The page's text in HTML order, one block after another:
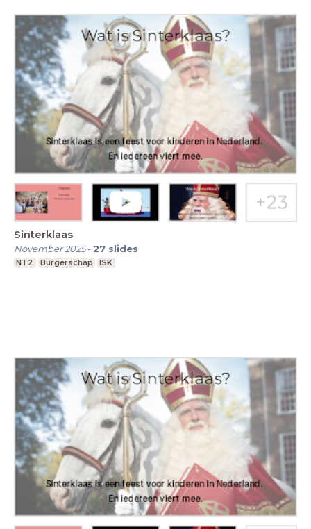
Sinterklaas
November 2025- 27 slides
NT2 Burgerschap ISK